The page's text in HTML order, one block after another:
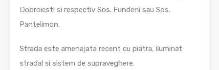
Dobroiesti si respectiv Sos. Fundeni sau Sos.
Pantelimon.
Strada este amenajata recent cu piatra, iluminat
stradal si sistem de supraveghere.